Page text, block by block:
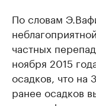
По словам
частных
ноября 2015
осадков, что
ранее осадков